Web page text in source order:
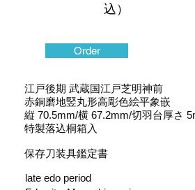
込）
Order
江戸後期 武蔵国江戸芝明神前
赤銅磨地竪丸形高彫色絵平象嵌
縦 70.5mm/横 67.2mm/切羽台厚さ
特製落込桐箱入
保存刀装具鑑定書
late edo period